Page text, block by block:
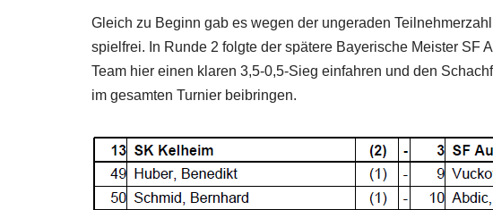
Gleich zu Beginn gab es wegen der ungeraden
spielfrei. In Runde 2 folgte der spätere Bayerische Meister SF
Team hier einen klaren 3,5-0,5-Sieg einfahren und den
im gesamten Turnier beibringen.